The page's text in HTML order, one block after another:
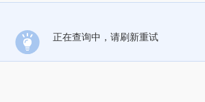
正在查询中，请刷新重试